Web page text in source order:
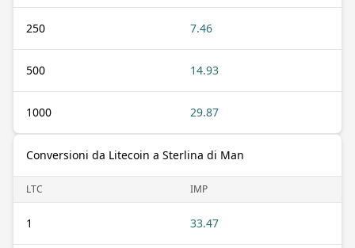
250 7.46
500 14.93
1000 29.87
Conversioni da Litecoin a Sterlina di Man
LTC IMP
1 33.47